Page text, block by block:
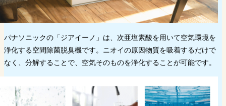
パナソニックの「ジアイーノ」は、次亜塩素酸を用いて空気環境を
浄化する空間除菌脱臭機です。ニオイの原因物質を吸着するだけで
なく、分解することで、空気そのものを浄化することが可能です。